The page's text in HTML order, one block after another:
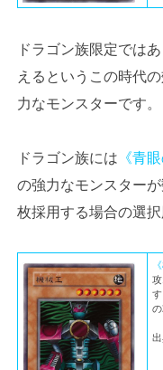
ドラゴン族限定では
えるというこの時代
力なモンスターです。
ドラゴン族には 《青
の強力なモンスター
枚採用する場合の選